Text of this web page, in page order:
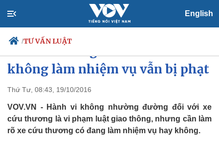
English
/TƯ VẤN LUẬT
Chính trị
Đảng
Tổ chức nhân sự
Quốc hội
Tin 24h
Dự báo thời tiết
Giáo dục
Dấu ấn VOV
không làm nhiệm vụ vẫn bị phạt
Thứ Tư, 08:43, 19/10/2016
VOV.VN - Hành vi không nhường đường đối với xe
cứu thương là vi phạm luật giao thông, nhưng cần làm
rõ xe cứu thương có đang làm nhiệm vụ hay không.